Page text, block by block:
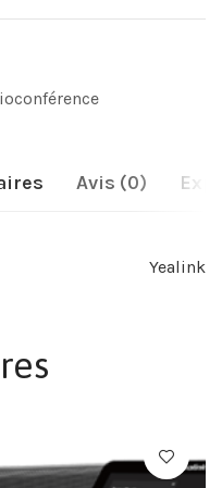
Avis (0)
Yealink